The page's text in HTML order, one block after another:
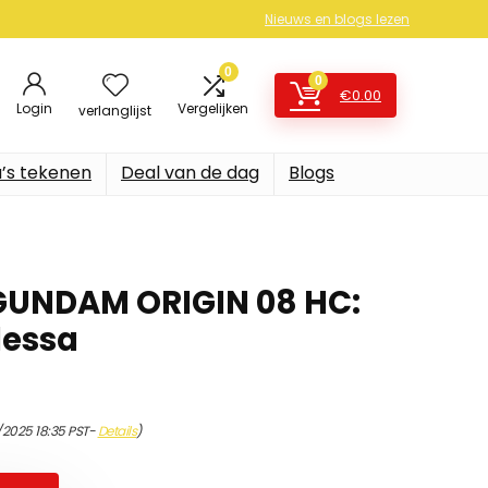
Nieuws en blogs lezen
Login verlanglijst
0
Vergelijken
0
€0.00
tekenen Deal van de dag Blogs
ORIGIN 08 HC:
18:35 PST-Details)